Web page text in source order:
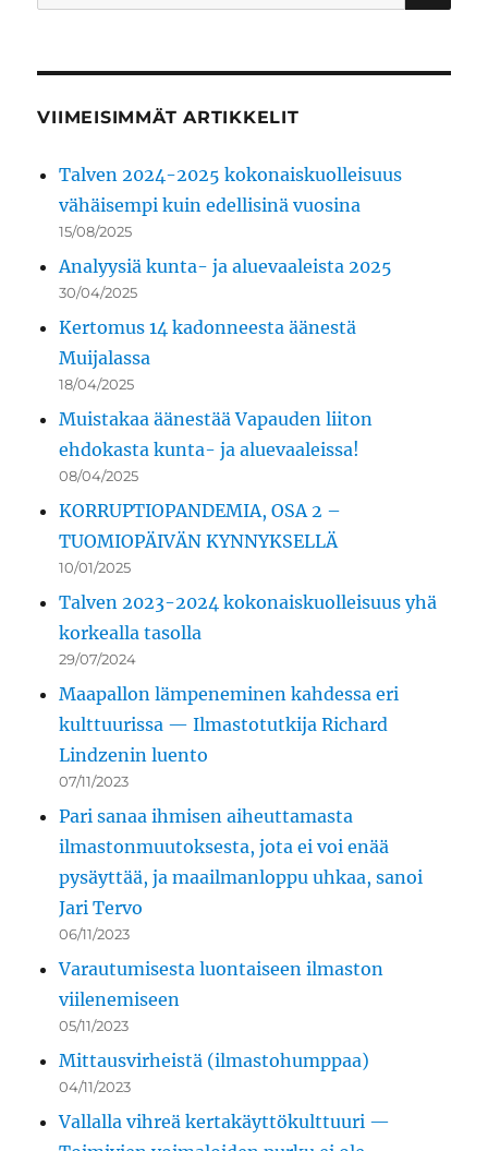
VIIMEISIMMÄT ARTIKKELIT
Talven 2024-2025 kokonaiskuolleisuus
vähäisempi kuin edellisinä vuosina
15/08/2025
Analyysiä kunta- ja aluevaaleista 2025
30/04/2025
Kertomus 14 kadonneesta äänestä
Muijalassa
18/04/2025
Muistakaa äänestää Vapauden liiton
ehdokasta kunta- ja aluevaaleissa!
08/04/2025
KORRUPTIOPANDEMIA, OSA 2 –
TUOMIOPÄIVÄN KYNNYKSELLÄ
10/01/2025
Talven 2023-2024 kokonaiskuolleisuus yhä
korkealla tasolla
29/07/2024
Maapallon lämpeneminen kahdessa eri
kulttuurissa — Ilmastotutkija Richard
Lindzenin luento
07/11/2023
Pari sanaa ihmisen aiheuttamasta
ilmastonmuutoksesta, jota ei voi enää
pysäyttää, ja maailmanloppu uhkaa, sanoi
Jari Tervo
06/11/2023
Varautumisesta luontaiseen ilmaston
viilenemiseen
05/11/2023
Mittausvirheistä (ilmastohumppaa)
04/11/2023
Vallalla vihreä kertakäyttökulttuuri —